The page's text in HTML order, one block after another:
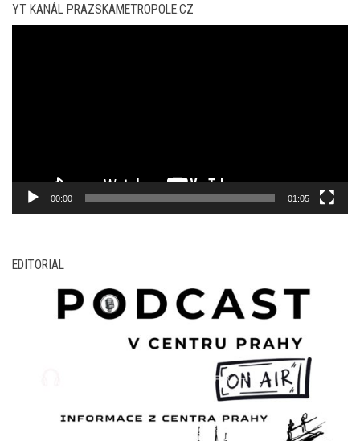
YT KANÁL PRAZSKAMETROPOLE.CZ
00:00 01:05
EDITORIAL